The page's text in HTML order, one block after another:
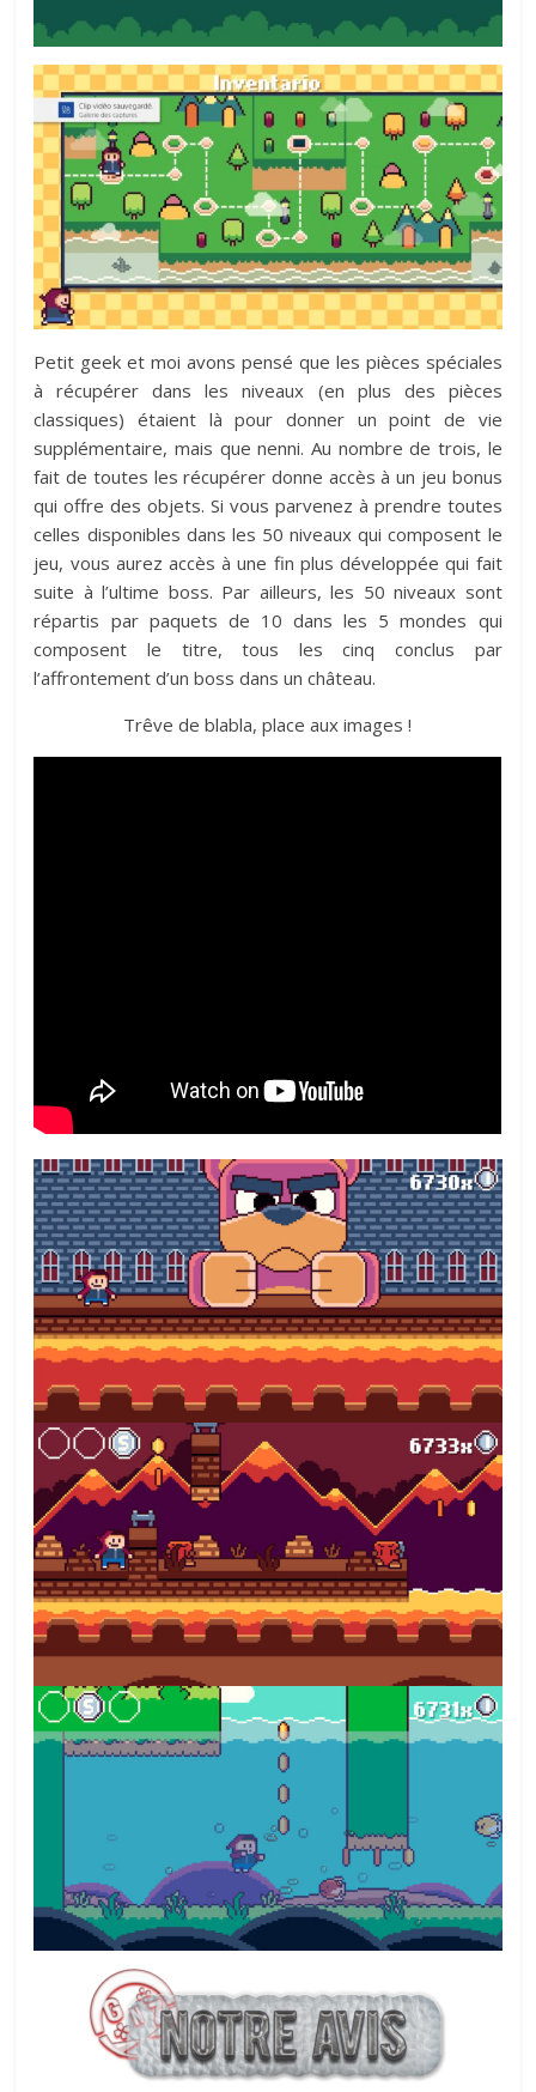
Petit geek et moi avons pensé que les pièces spéciales
à récupérer dans les niveaux (en plus des pièces
classiques) étaient là pour donner un point de vie
supplémentaire, mais que nenni. Au nombre de trois, le
fait de toutes les récupérer donne accès à un jeu bonus
qui offre des objets. Si vous parvenez à prendre toutes
celles disponibles dans les 50 niveaux qui composent le
jeu, vous aurez accès à une fin plus développée qui fait
suite à l’ultime boss. Par ailleurs, les 50 niveaux sont
répartis par paquets de 10 dans les 5 mondes qui
composent le titre, tous les cinq conclus par
l’affrontement d’un boss dans un château.
Trêve de blabla, place aux images !